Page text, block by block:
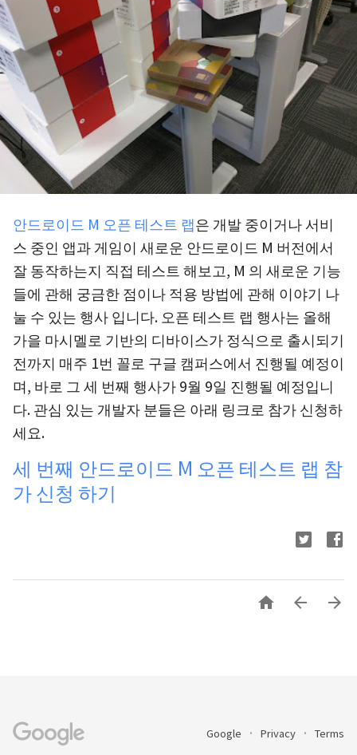
안드로이드 M 오픈 테스트 랩은 개발 중이거나 서비
스 중인 앱과 게임이 새로운 안드로이드 M 버전에서
잘 동작하는지 직접 테스트 해보고, M 의 새로운 기능
들에 관해 궁금한 점이나 적용 방법에 관해 이야기 나
눌 수 있는 행사 입니다. 오픈 테스트 랩 행사는 올해
가을 마시멜로 기반의 디바이스가 정식으로 출시되기
전까지 매주 1번 꼴로 구글 캠퍼스에서 진행될 예정이
며, 바로 그 세 번째 행사가 9월 9일 진행될 예정입니
다. 관심 있는 개발자 분들은 아래 링크로 참가 신청하
세요.
세 번째 안드로이드 M 오픈 테스트 랩 참
가 신청 하기
  
Google Privacy Terms